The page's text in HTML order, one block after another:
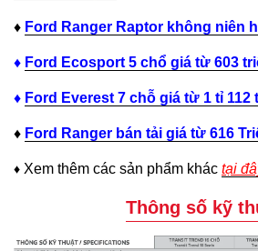
♦ Ford Ranger Raptor không niên
♦ Ford Ecosport 5 chổ giá từ 603
♦ Ford Everest 7 chỗ giá từ 1 tỉ 112
♦ Ford Ranger bán tải giá từ 616
♦ Xem thêm các sản phẩm khác tại
Thông số kỹ